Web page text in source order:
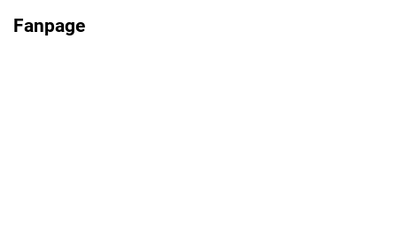
Fanpage